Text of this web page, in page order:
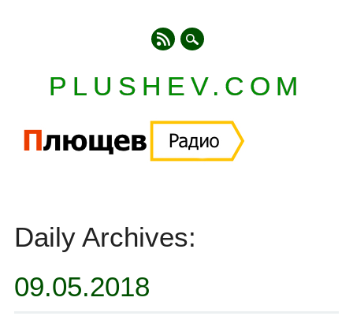
PLUSHEV.COM
content
Daily Archives:
09.05.2018